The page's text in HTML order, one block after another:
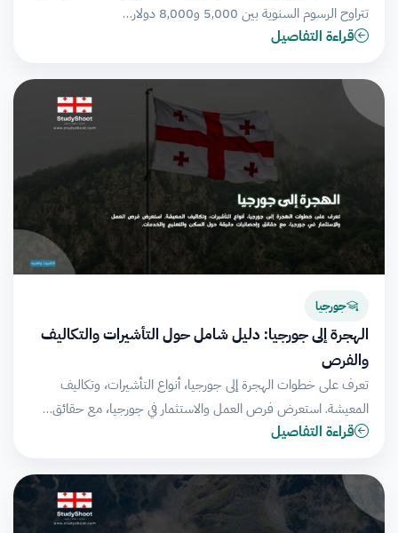
تتراوح الرسوم السنوية بين 5,000 و8,000 دولار…
قراءة التفاصيل
جورجيا
الهجرة إلى جورجيا: دليل شامل حول التأشيرات والتكاليف
والفرص
تعرف على خطوات الهجرة إلى جورجيا، أنواع التأشيرات، وتكاليف
المعيشة. استعرض فرص العمل والاستثمار في جورجيا، مع حقائق…
قراءة التفاصيل